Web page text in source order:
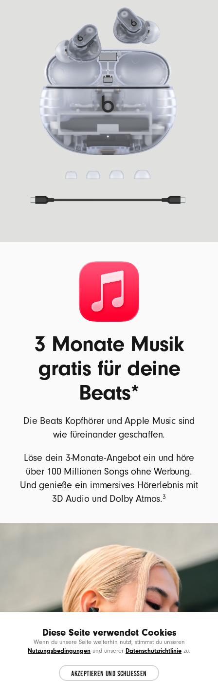
3 Monate Musik
gratis für deine
Beats*
Die Beats Kopfhörer und Apple Music sind
wie füreinander geschaffen.
Löse dein 3-Monate-Angebot ein und höre
über 100 Millionen Songs ohne Werbung.
Und genieße ein immersives Hörerlebnis mit
3D Audio und Dolby Atmos.3
Diese Seite verwendet Cookies
Wenn du unsere Seite weiterhin nutzt, stimmst du unseren
Nutzungsbedingungen und unserer Datenschutzrichtlinie zu.
AKZEPTIEREN UND SCHLIESSEN
Choose another country or region to see
content specific to your location.
CONTINUE